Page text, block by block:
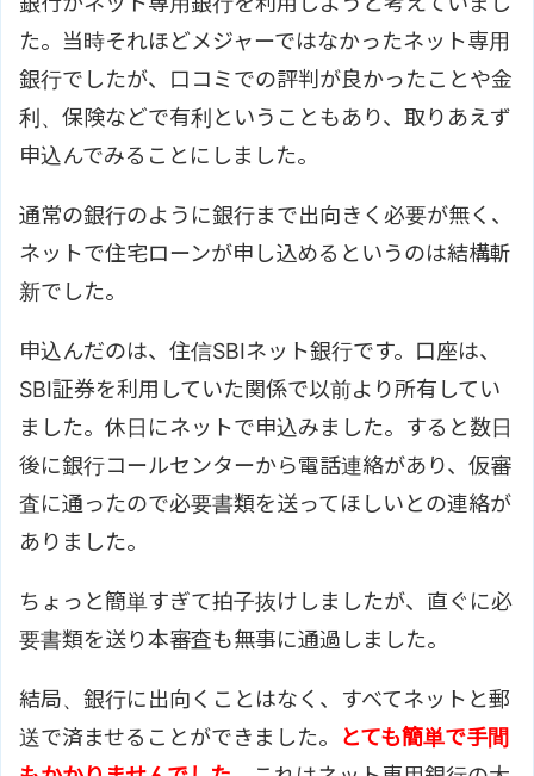
た。当時それほどメジャーではなかったネット専用
銀行でしたが、口コミでの評判が良かったことや金
利、保険などで有利ということもあり、取りあえず
申込んでみることにしました。
通常の銀行のように銀行まで出向きく必要が無く、
ネットで住宅ローンが申し込めるというのは結構斬
新でした。
申込んだのは、住信SBIネット銀行です。口座は、
SBI証券を利用していた関係で以前より所有してい
ました。休日にネットで申込みました。すると数日
後に銀行コールセンターから電話連絡があり、仮審
査に通ったので必要書類を送ってほしいとの連絡が
ありました。
ちょっと簡単すぎて拍子抜けしましたが、直ぐに必
要書類を送り本審査も無事に通過しました。
結局、銀行に出向くことはなく、すべてネットと郵
送で済ませることができました。
とても簡単で手間